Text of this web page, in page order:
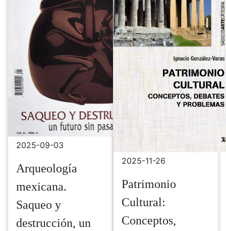
2025-09-03
Arqueología
mexicana.
Saqueo y
destrucción, un
2025-11-26
Patrimonio
Cultural:
Conceptos,